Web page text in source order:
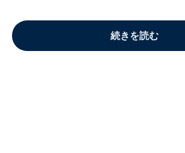
続きを読む